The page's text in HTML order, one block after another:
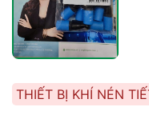
THIẾT BỊ KHÍ NÉN